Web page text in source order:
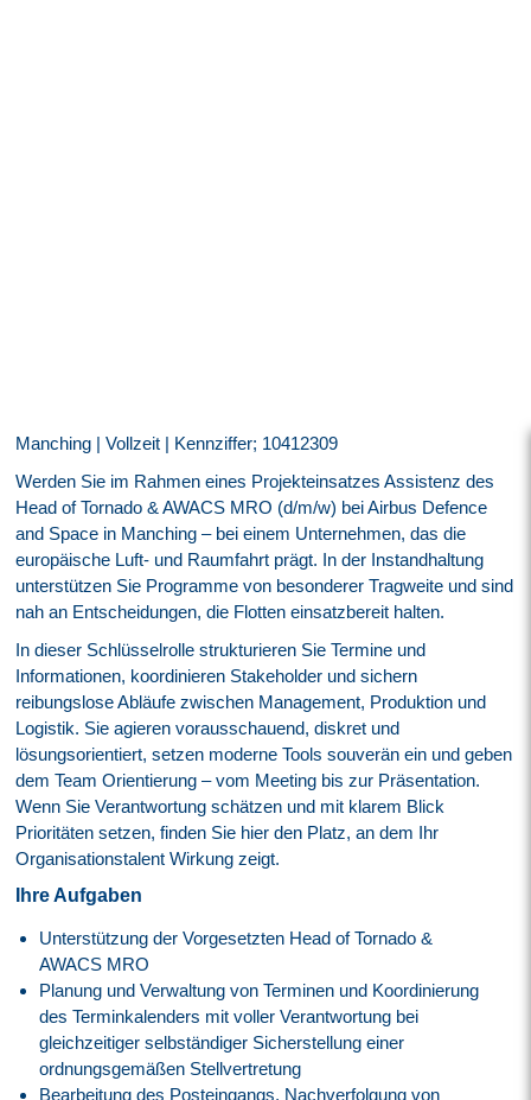
Manching | Vollzeit | Kennziffer; 10412309
Werden Sie im Rahmen eines Projekteinsatzes Assistenz des
Head of Tornado & AWACS MRO (d/m/w) bei Airbus Defence
and Space in Manching – bei einem Unternehmen, das die
europäische Luft- und Raumfahrt prägt. In der Instandhaltung
unterstützen Sie Programme von besonderer Tragweite und sind
nah an Entscheidungen, die Flotten einsatzbereit halten.
In dieser Schlüsselrolle strukturieren Sie Termine und
Informationen, koordinieren Stakeholder und sichern
reibungslose Abläufe zwischen Management, Produktion und
Logistik. Sie agieren vorausschauend, diskret und
lösungsorientiert, setzen moderne Tools souverän ein und geben
dem Team Orientierung – vom Meeting bis zur Präsentation.
Wenn Sie Verantwortung schätzen und mit klarem Blick
Prioritäten setzen, finden Sie hier den Platz, an dem Ihr
Organisationstalent Wirkung zeigt.
Ihre Aufgaben
Unterstützung der Vorgesetzten Head of Tornado &
AWACS MRO
Planung und Verwaltung von Terminen und Koordinierung
des Terminkalenders mit voller Verantwortung bei
gleichzeitiger selbständiger Sicherstellung einer
ordnungsgemäßen Stellvertretung
Bearbeitung des Posteingangs, Nachverfolgung von